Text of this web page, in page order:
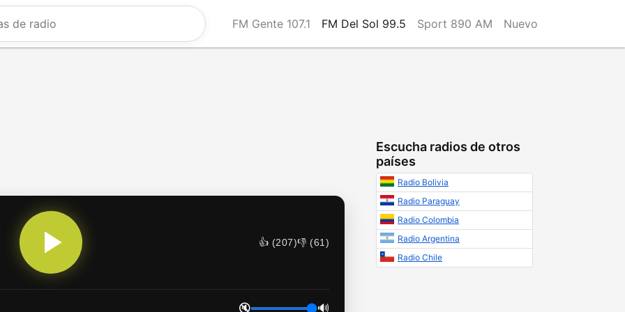
FM Gente 107.1 FM Del Sol 99.5 Sport 890 AM Nuevo
👍 (207)👎 (61 )
🔇 🔊
Escucha radios de otros
países
Radio Bolivia
Radio Paraguay
Radio Colombia
Radio Argentina
Radio Chile